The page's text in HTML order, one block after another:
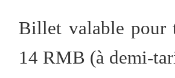
Billet valable pour
14 RMB (à demi-